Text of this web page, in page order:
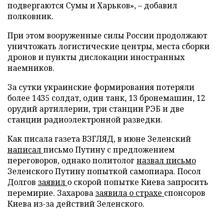
подвергаются Сумы и Харьков», – добавил
полковник.
При этом вооруженные силы России продолжают
уничтожать логистические центры, места сборки
дронов и пункты дислокации иностранных
наемников.
За сутки украинские формирования потеряли
более 1435 солдат, один танк, 13 бронемашин, 12
орудий артиллерии, три станции РЭБ и две
станции радиоэлектронной разведки.
Как писала газета ВЗГЛЯД, в июне Зеленский
написалписьмо Путину с предложением
переговоров, однако политолог назвал письмо
Зеленского Путину попыткой самопиара. Посол
Долгов заявил о скорой попытке Киева запросить
перемирие. Захарова заявила о страхе спонсоров
Киева из-за действий Зеленского.